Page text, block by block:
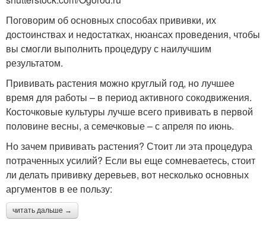
Поговорим об основных способах прививки, их
достоинствах и недостатках, нюансах проведения, чтобы
вы смогли выполнить процедуру с наилучшим
результатом.
Прививать растения можно круглый год, но лучшее
время для работы – в период активного сокодвижения.
Косточковые культуры лучше всего прививать в первой
половине весны, а семечковые – с апреля по июнь.
Но зачем прививать растения? Стоит ли эта процедура
потраченных усилий? Если вы еще сомневаетесь, стоит
ли делать прививку деревьев, вот несколько основных
аргументов в ее пользу:
читать дальше →